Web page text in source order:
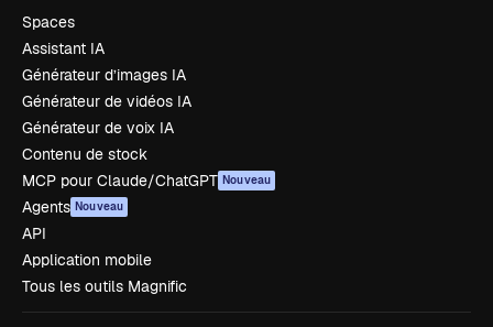
Spaces
Assistant IA
Générateur d’images IA
Générateur de vidéos IA
Générateur de voix IA
Contenu de stock
MCP pour Claude/ChatGPT Nouveau
Agents Nouveau
API
Application mobile
Tous les outils Magnific